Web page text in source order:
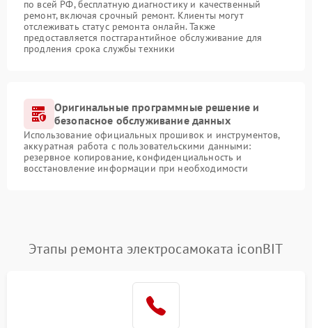
по всей РФ, бесплатную диагностику и качественный
ремонт, включая срочный ремонт. Клиенты могут
отслеживать статус ремонта онлайн. Также
предоставляется постгарантийное обслуживание для
продления срока службы техники
Оригинальные программные решение и
безопасное обслуживание данных
Использование официальных прошивок и инструментов,
аккуратная работа с пользовательскими данными:
резервное копирование, конфиденциальность и
восстановление информации при необходимости
Этапы ремонта электросамоката iconBIT